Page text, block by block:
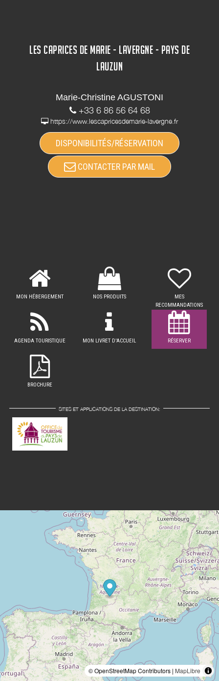
LES CAPRICES DE MARIE - LAVERGNE - PAYS DE
LAUZUN
Marie-Christine AGUSTONI
+33 6 86 56 64 68
https://www.lescapricesdemarie-lavergne.fr
DISPONIBILITÉS/RÉSERVATION
CONTACTER PAR MAIL
MON HÉBERGEMENT NOS PRODUITS
MES
RECOMMANDATIONS
AGENDA TOURISTIQUE MON LIVRET D'ACCUEIL RÉSERVER
BROCHURE
SITES ET APPLICATIONS DE LA DESTINATION:
© OpenStreetMap Contributors | MapLibre